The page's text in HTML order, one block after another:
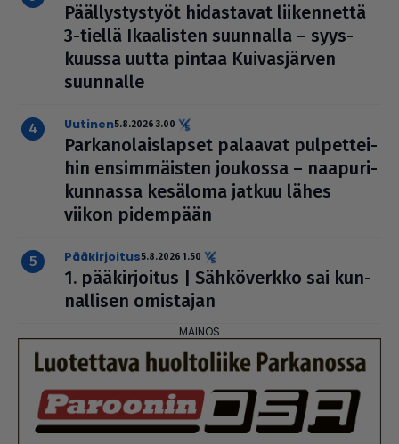
Pääl­lys­tys­työt hidas­ta­vat lii­ken­nettä
3-tiellä Ikaa­lis­ten suunnalla – syys­
kuussa uutta pintaa Kui­vas­jär­ven
suunnalle
uutinen5.8.2026 3.00
Par­ka­no­lais­lap­set palaavat pul­pet­tei­
hin ensim­mäis­ten joukossa – naa­pu­ri­
kun­nassa kesäloma jatkuu lähes
viikon pidempään
pääkirjoitus5.8.2026 1.50
1. pää­kir­joi­tus | Säh­kö­verkko sai kun­
nal­li­sen omistajan